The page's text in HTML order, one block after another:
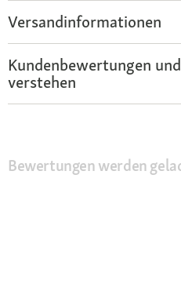
Versandinformationen
Kundenbewertungen
verstehen
Bewertungen werden